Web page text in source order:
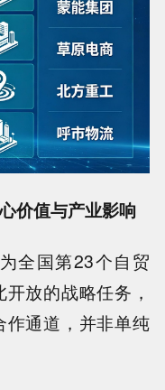
价值与产业影响
全国第23个自贸
放的战略任务，
通道，并非单纯